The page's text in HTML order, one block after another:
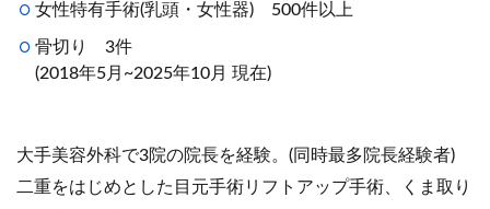
女性特有手術(乳頭・女性器) 500件以上
骨切り 3件
(2018年5月~2025年10月 現在)
大手美容外科で3院の院長を経験。(同時最多院長経験者)
二重をはじめとした目元手術リフトアップ手術、くま取り